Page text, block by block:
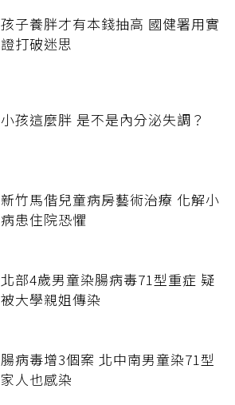
孩子養胖才有本錢抽高 國健署用實
證打破迷思
小孩這麼胖 是不是內分泌失調？
新竹馬偕兒童病房藝術治療 化解小
病患住院恐懼
北部4歲男童染腸病毒71型重症 疑
被大學親姐傳染
腸病毒增3個案 北中南男童染71型
家人也感染